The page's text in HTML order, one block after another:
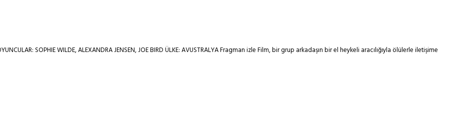
SOPHIE WILDE, ALEXANDRA JENSEN, JOE BIRD ÜLKE: AVUSTRALYA Fragman izle Film, bir grup arkadaşın bir el heykeli aracılığıyla ölülerle iletişime